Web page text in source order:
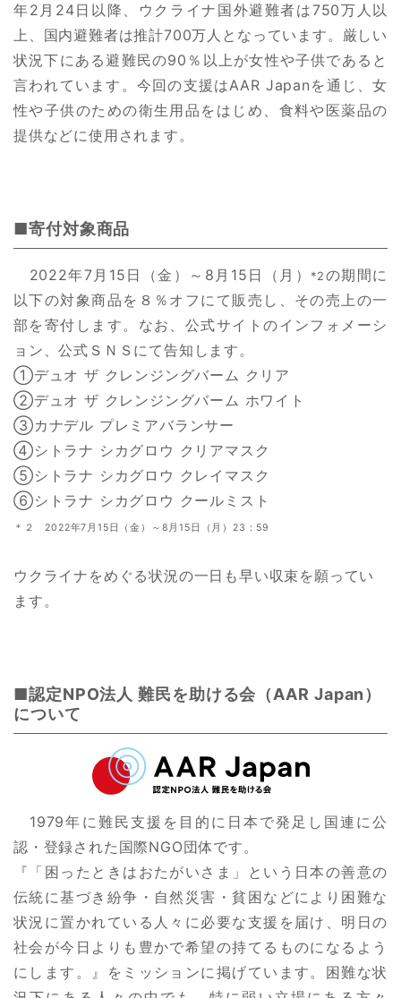
年2月24日以降、ウクライナ国外避難者は750万人以
上、国内避難者は推計700万人となっています。厳しい
状況下にある避難民の90％以上が女性や子供であると
言われています。今回の支援はAAR Japanを通じ、女
性や子供のための衛生用品をはじめ、食料や医薬品の
提供などに使用されます。
■寄付対象商品
2022年7月15日（金）～8月15日（月） *2 の期間に
以下の対象商品を８％オフにて販売し、その売上の一
部を寄付します。なお、公式サイトのインフォメーシ
ョン、公式ＳＮＳにて告知します。
①デュオ ザ クレンジングバーム クリア
②デュオ ザ クレンジングバーム ホワイト
③カナデル プレミアバランサー
④シトラナ シカグロウ クリアマスク
⑤シトラナ シカグロウ クレイマスク
⑥シトラナ シカグロウ クールミスト
＊２2022年7月15日（金）～8月15日（月）23：59
ウクライナをめぐる状況の一日も早い収束を願ってい
ます。
■認定NPO法人 難民を助ける会（AAR Japan）
について
1979年に難民支援を目的に日本で発足し国連に公
認・登録された国際NGO団体です。
『「困ったときはおたがいさま」という日本の善意の
伝統に基づき紛争・自然災害・貧困などにより困難な
状況に置かれている人々に必要な支援を届け、明日の
社会が今日よりも豊かで希望の持てるものになるよう
にします。』をミッションに掲げています。困難な状